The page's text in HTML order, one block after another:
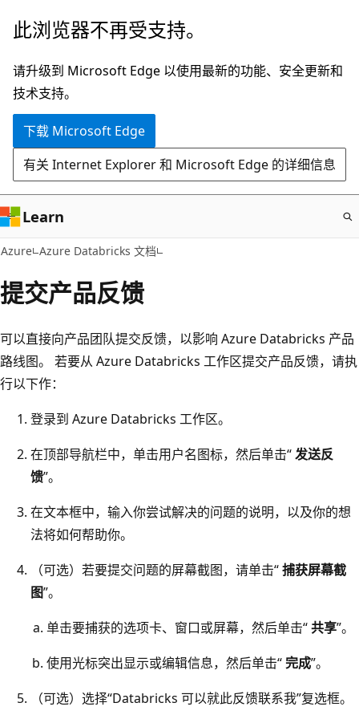
跳
主
要
内
此浏览器不再受支持。
请升级到 Microsoft Edge 以使用最新的功能、安全更新和
技术支持。
下载 Microsoft Edge
有关 Internet Explorer 和 Microsoft Edge 的详细信息
Learn
Azure Azure Databricks 文档
提交产品反馈
可以直接向产品团队提交反馈，以影响 Azure Databricks 产品
路线图。 若要从 Azure Databricks 工作区提交产品反馈，请执
行以下作：
登录到 Azure Databricks 工作区。
在顶部导航栏中，单击用户名图标，然后单击“发送反
馈”。
在文本框中，输入你尝试解决的问题的说明，以及你的想
法将如何帮助你。
（可选）若要提交问题的屏幕截图，请单击“捕获屏幕截
图”。
单击要捕获的选项卡、窗口或屏幕，然后单击“共享”。
使用光标突出显示或编辑信息，然后单击“完成”。
（可选）选择“Databricks 可以就此反馈联系我”复选框。